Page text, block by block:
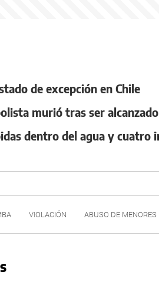
de excepción en Chile
murió tras ser
dentro del agua y
VIOLACIÓN ABUSO DE MENORES